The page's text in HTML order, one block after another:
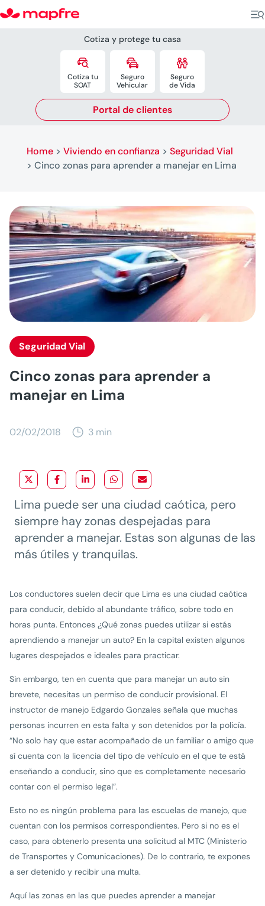
Cotiza y protege tu casa

Cotiza tu
SOAT

Seguro
Vehicular

Seguro
de Vida
Portal de clientes
Home> Viviendo en confianza > Seguridad Vial
> Cinco zonas para aprender a manejar en Lima
Seguridad Vial
Cinco zonas para aprender a
manejar en Lima
02/02/2018 3 min
Lima puede ser una ciudad caótica, pero
siempre hay zonas despejadas para
aprender a manejar. Estas son algunas de las
más útiles y tranquilas.
Los conductores suelen decir que Lima es una ciudad caótica
para conducir, debido al abundante tráfico, sobre todo en
horas punta. Entonces ¿Qué zonas puedes utilizar si estás
aprendiendo a manejar un auto? En la capital existen algunos
lugares despejados e ideales para practicar.
Sin embargo, ten en cuenta que para manejar un auto sin
brevete, necesitas un permiso de conducir provisional. El
instructor de manejo Edgardo Gonzales señala que muchas
personas incurren en esta falta y son detenidos por la policía.
“No solo hay que estar acompañado de un familiar o amigo que
sí cuenta con la licencia del tipo de vehículo en el que te está
enseñando a conducir, sino que es completamente necesario
contar con el permiso legal”.
Esto no es ningún problema para las escuelas de manejo, que
cuentan con los permisos correspondientes. Pero si no es el
caso, para obtenerlo presenta una solicitud al MTC (Ministerio
de Transportes y Comunicaciones). De lo contrario, te expones
a ser detenido y recibir una multa.
Aquí las zonas en las que puedes aprender a manejar